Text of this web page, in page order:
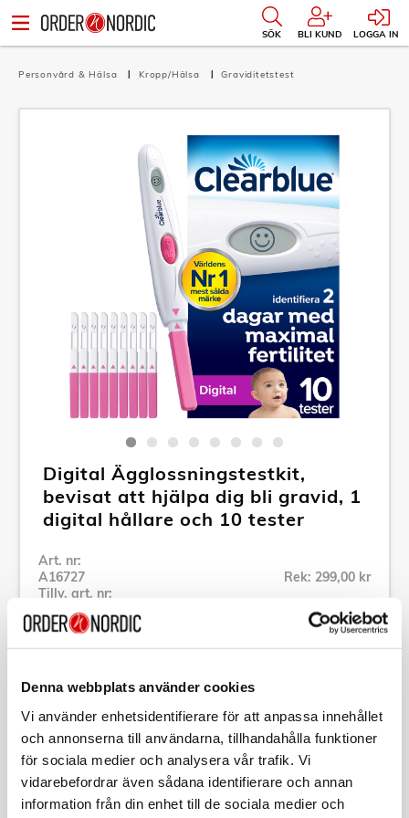
Denna webbplats använder cookies
Vi använder enhetsidentifierare för att anpassa innehållet
och annonserna till användarna, tillhandahålla funktioner
för sociala medier och analysera vår trafik. Vi
vidarebefordrar även sådana identifierare och annan
information från din enhet till de sociala medier och
SÖK BLI KUND LOGGA IN
Personvård & Hälsa Kropp/Hälsa Graviditetstest
Digital Ägglossningstestkit,
bevisat att hjälpa dig bli gravid, 1
digital hållare och 10 tester
Art. nr:
A16727
Tillv. art. nr:
037496
Rek: 299,00 kr
Specifikation
Beskrivning
Art. nr:A16727
Tillv. art. nr:037496